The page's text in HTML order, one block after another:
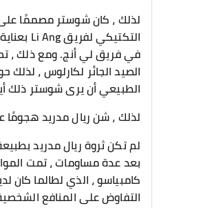
لذلك ، كان شوستر مصممًا
في فريق لي أنج. ومع ذلك ،
الصيد الجائر لكارلوس ،
الطبيعي أن يرى شوستر ذلك
لذلك ، شن ريال مدريد
لم تكن ثروة ريال مدريد
بعد عدة مساومات ، تمت
كامبياسو ، الذي لطالما كان
التفاوض على المنافع